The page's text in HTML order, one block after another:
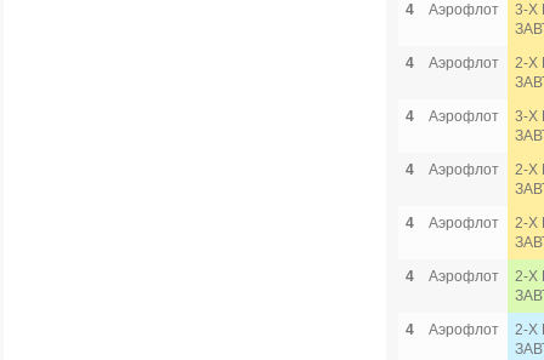
4 Аэрофлот
3-Х
4
Аэрофлот
2-Х
4
Аэрофлот
3-Х
4
Аэрофлот
2-Х
4
Аэрофлот
2-Х
4
Аэрофлот
2-Х
4
Аэрофлот
2-Х